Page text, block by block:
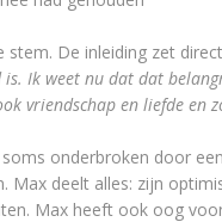
De inleiding zet
Ik weet nu dat dat
vriendschap en liefde en
onderbroken door
Max deelt alles: zijn
Max heeft ook oog